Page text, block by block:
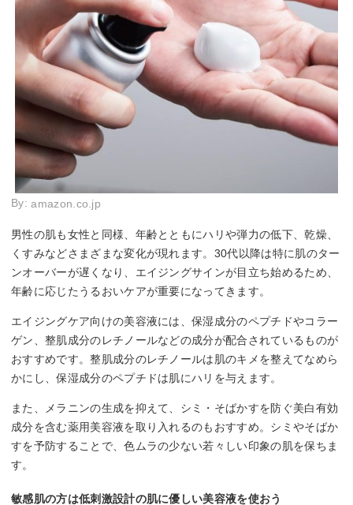
By:amazon.co.jp
男性の肌も女性と同様、年齢とともにハリや弾力の低下、乾燥、
くすみなどさまざまな変化が現れます。30代以降は特に肌のター
ンオーバーが遅くなり、エイジングサインが目立ち始めるため、
年齢に応じたうるおいケアが重要になってきます。
エイジングケア向けの美容液には、保湿成分のペプチドやコラー
ゲン、整肌成分のレチノールなどの成分が配合されているものが
おすすめです。整肌成分のレチノールは肌のキメを整えてなめら
かにし、保湿成分のペプチドは肌にハリを与えます。
また、メラニンの生成を抑えて、シミ・そばかすを防ぐ美白有効
成分を含む薬用美容液を取り入れるのもおすすめ。シミやそばか
すを予防することで、色ムラの少ない若々しい印象の肌を保ちま
す。
敏感肌の方は低刺激設計の肌に優しい美容液を使おう